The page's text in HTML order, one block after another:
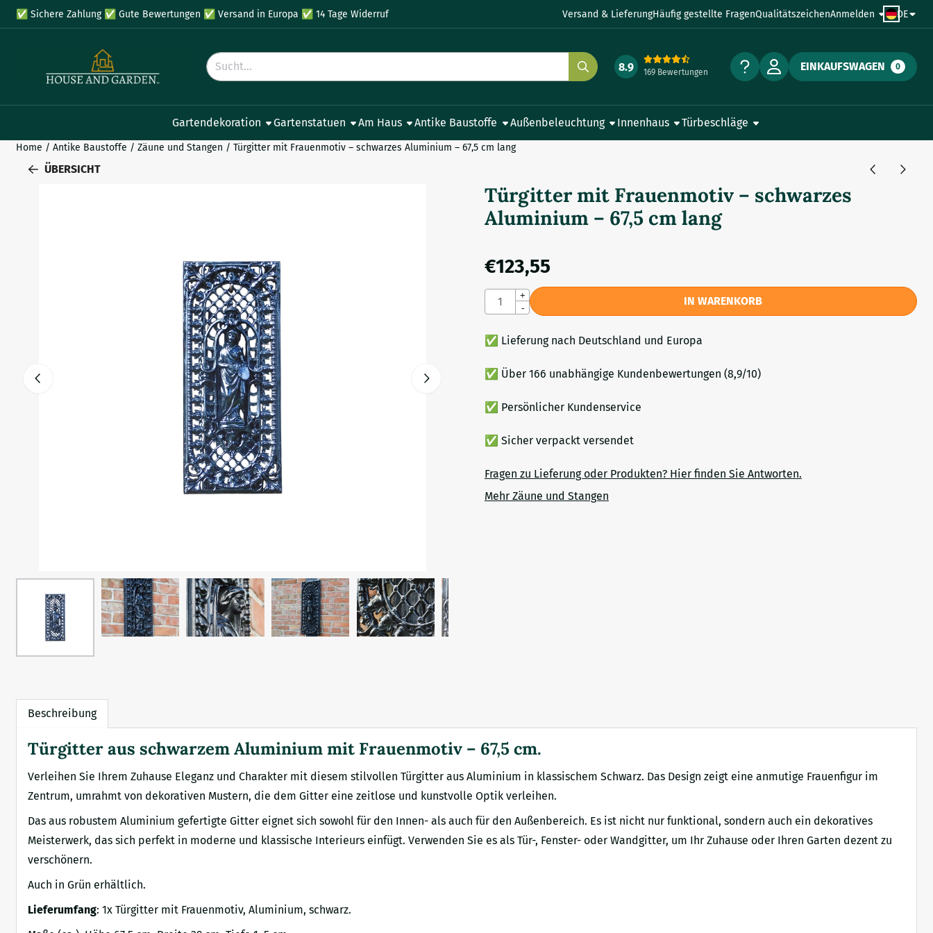
Cookie-Einstellungen verfügbar. Einstellungen wählen oder alle Cookies zulassen.
✅Sichere Zahlung✅Gute Bewertungen ✅Versand in Europa ✅14 Tage Widerruf Versand & LieferungHäufig gestellte FragenQualitätszeichenAnmelden DE
Suche
8.9 169 Bewertungen EINKAUFSWAGEN 0
Gartendekoration Gartenstatuen Am Haus Antike Baustoffe Außenbeleuchtung Innenhaus Türbeschläge
Home / Antike Baustoffe / Zäune und Stangen / Türgitter mit Frauenmotiv – schwarzes Aluminium – 67,5 cm lang
ÜBERSICHT
Türgitter mit Frauenmotiv – schwarzes
Aluminium – 67,5 cm lang
€123,55
Anzahl
+
-
IN WARENKORB
✅ Lieferung nach Deutschland und Europa
✅ Über 166 unabhängige Kundenbewertungen (8,9/10)
✅ Persönlicher Kundenservice
✅ Sicher verpackt versendet
Fragen zu Lieferung oder Produkten? Hier finden Sie Antworten.
Mehr Zäune und Stangen
Beschreibung
Türgitter aus schwarzem Aluminium mit Frauenmotiv – 67,5 cm.
Verleihen Sie Ihrem Zuhause Eleganz und Charakter mit diesem stilvollen Türgitter aus Aluminium in klassischem Schwarz. Das Design zeigt eine anmutige Frauenfigur im
Zentrum, umrahmt von dekorativen Mustern, die dem Gitter eine zeitlose und kunstvolle Optik verleihen.
Das aus robustem Aluminium gefertigte Gitter eignet sich sowohl für den Innen- als auch für den Außenbereich. Es ist nicht nur funktional, sondern auch ein dekoratives
Meisterwerk, das sich perfekt in moderne und klassische Interieurs einfügt. Verwenden Sie es als Tür-, Fenster- oder Wandgitter, um Ihr Zuhause oder Ihren Garten dezent zu
verschönern.
Auch in Grün erhältlich.
Lieferumfang: 1x Türgitter mit Frauenmotiv, Aluminium, schwarz.